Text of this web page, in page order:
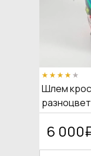
Шлем крос
разноцвет
6 000